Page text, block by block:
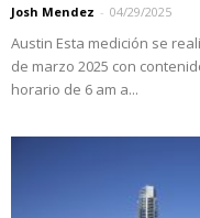
Josh Mendez - 04/29/2025
Austin Esta medición se
de marzo 2025 con
horario de 6 am a...